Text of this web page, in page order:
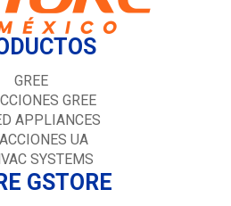
GREE
GREE
APPLIANCES
UA
SYSTEMS
GSTORE